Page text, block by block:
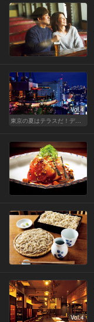
Vol.4
Vol.4